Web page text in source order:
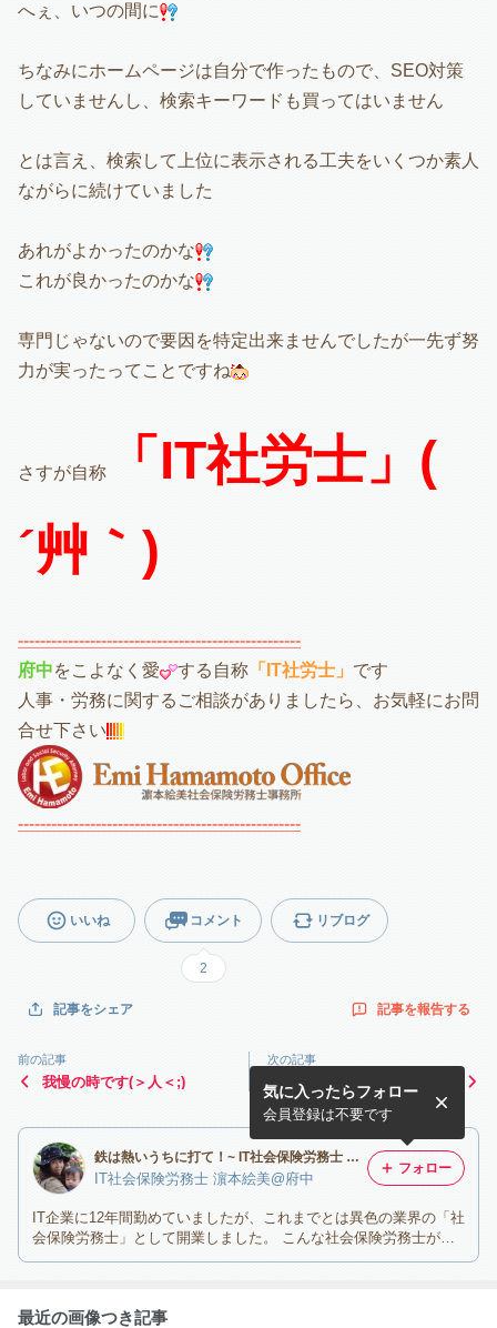
へぇ、いつの間に
ちなみにホームページは自分で作ったもので、SEO対策
していませんし、検索キーワードも買ってはいません
とは言え、検索して上位に表示される工夫をいくつか素人
ながらに続けていました
あれがよかったのかな
これが良かったのかな
専門じゃないので要因を特定出来ませんでしたが一先ず努
力が実ったってことですね
さすが自称
「IT社労士」(
´艸｀)
---------------------------------------------------
府中をこよなく愛 する自称 「IT社労士」 です
人事・労務に関するご相談がありましたら、お気軽にお問
合せ下さい
---------------------------------------------------
いいね コメント
2
リブログ
記事をシェア 記事を報告する
前の記事
我慢の時です(＞人＜;)
次の記事
デキルイケメン生保BOYと
コラボ〜
鉄は熱いうちに打て！~ IT社会保険労務士 濵本絵美＠東京都府中市~
IT社会保険労務士 濵本絵美@府中
IT企業に12年間勤めていましたが、これまでとは異色の業界の「社
会保険労務士」として開業しました。 こんな社会保険労務士がい
ても良いのでは？！
気に入ったらフォロー
会員登録は不要です
フォロー
最近の画像つき記事